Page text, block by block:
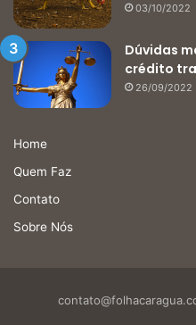
03/10/2022
Dúvidas
crédito
26/09/2022
Home
Quem Faz
Contato
Sobre Nós